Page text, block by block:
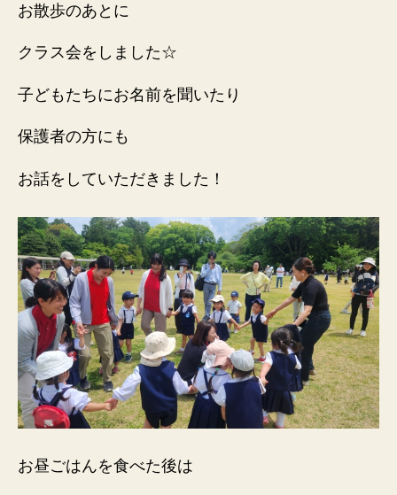
お散歩のあとに
クラス会をしました☆
子どもたちにお名前を聞いたり
保護者の方にも
お話をしていただきました！
お昼ごはんを食べた後は